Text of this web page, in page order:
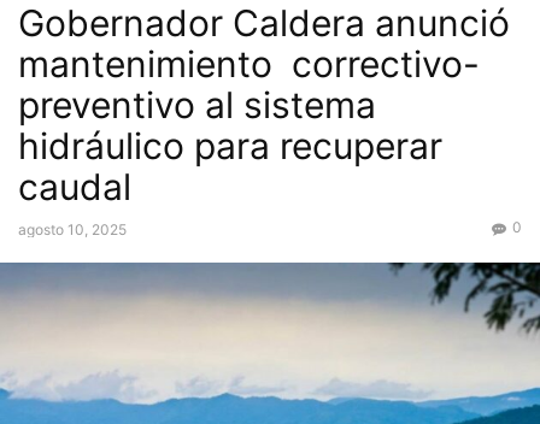
Gobernador Caldera anunció
mantenimiento correctivo-
preventivo al sistema
hidráulico para recuperar
caudal
agosto 10, 2025 0